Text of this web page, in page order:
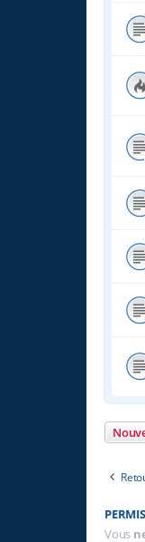
Vous